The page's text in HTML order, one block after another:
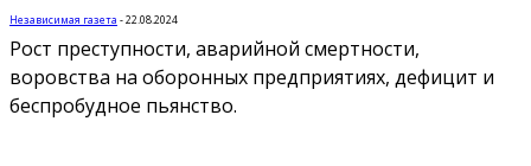
Независимая газета -22.08.2024
Рост преступности, аварийной смертности,
воровства на оборонных предприятиях, дефицит и
беспробудное пьянство.